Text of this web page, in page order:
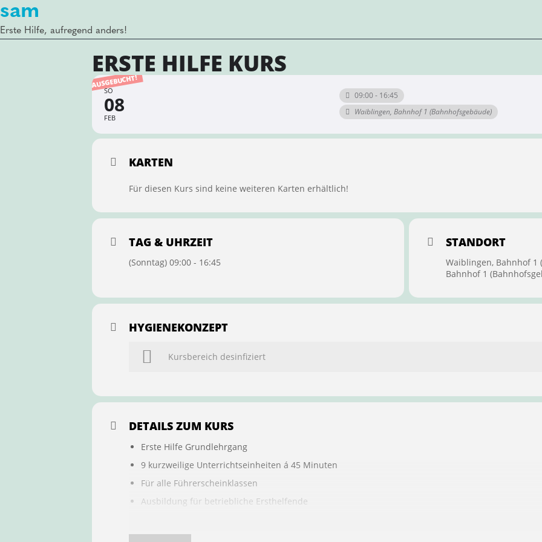
sam
Erste Hilfe, aufregend anders!
ERSTE HILFE KURS
AUSGEBUCHT!
SO
08
FEB
09:00 - 16:45
Waiblingen, Bahnhof 1 (Bahnhofsgebäude)
KARTEN
Für diesen Kurs sind keine weiteren Karten erhältlich!
TAG & UHRZEIT
(Sonntag) 09:00 - 16:45
STANDORT
Waiblingen, Bahnhof 1
Bahnhof 1
HYGIENEKONZEPT
Kursbereich desinfiziert
DETAILS ZUM KURS
Erste Hilfe Grundlehrgang
9 kurzweilige Unterrichtseinheiten á 45 Minuten
Für alle Führerscheinklassen
Ausbildung für betriebliche Ersthelfende